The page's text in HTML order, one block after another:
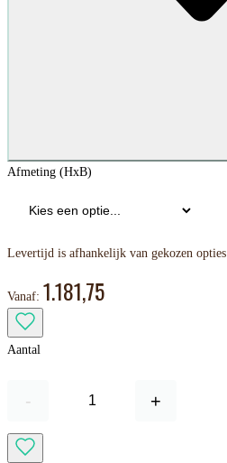
Afmeting (HxB)
Levertijd is afhankelijk van gekozen opties
Vanaf: 1.181,75
Aantal
- +